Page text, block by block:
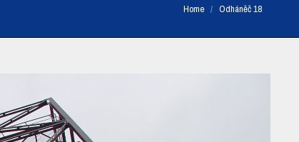
You are here:
Home Odháněč 18